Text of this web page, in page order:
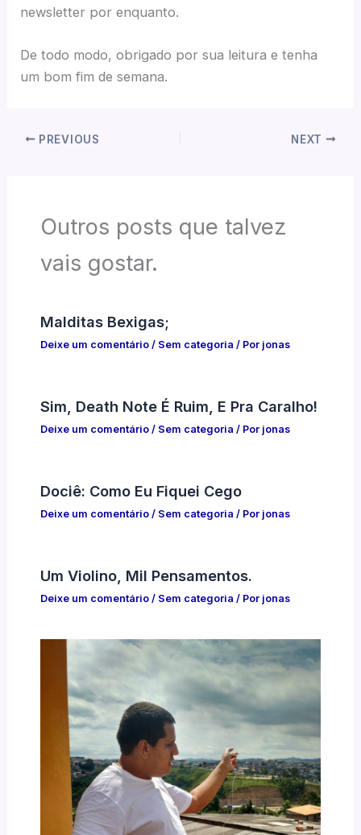
newsletter por enquanto.
De todo modo, obrigado por sua leitura e tenha
um bom fim de semana.
PREVIOUS NEXT
Outros posts que talvez
vais gostar.
Malditas Bexigas;
Deixe um comentário / Sem categoria / Por jonas
Sim, Death Note É Ruim, E Pra Caralho!
Deixe um comentário / Sem categoria / Por jonas
Dociê: Como Eu Fiquei Cego
Deixe um comentário / Sem categoria / Por jonas
Um Violino, Mil Pensamentos.
Deixe um comentário / Sem categoria / Por jonas